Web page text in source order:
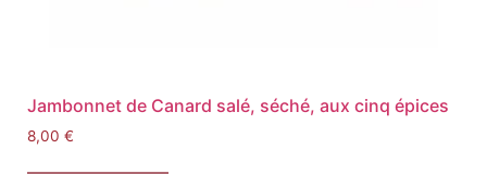
Jambonnet de Canard salé, séché, aux cinq épices
8,00 €